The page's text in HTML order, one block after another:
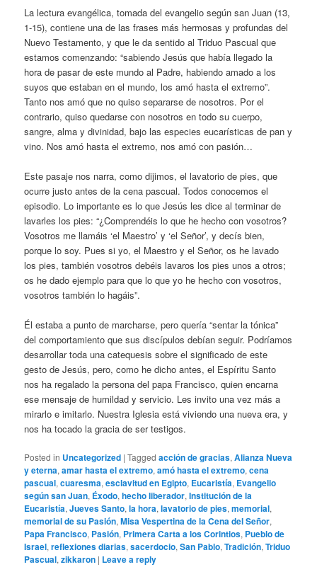
La lectura evangélica, tomada del evangelio según san Juan (13,
1-15), contiene una de las frases más hermosas y profundas del
Nuevo Testamento, y que le da sentido al Triduo Pascual que
estamos comenzando: “sabiendo Jesús que había llegado la
hora de pasar de este mundo al Padre, habiendo amado a los
suyos que estaban en el mundo, los amó hasta el extremo”.
Tanto nos amó que no quiso separarse de nosotros. Por el
contrario, quiso quedarse con nosotros en todo su cuerpo,
sangre, alma y divinidad, bajo las especies eucarísticas de pan y
vino. Nos amó hasta el extremo, nos amó con pasión…
Este pasaje nos narra, como dijimos, el lavatorio de pies, que
ocurre justo antes de la cena pascual. Todos conocemos el
episodio. Lo importante es lo que Jesús les dice al terminar de
lavarles los pies: “¿Comprendéis lo que he hecho con vosotros?
Vosotros me llamáis ‘el Maestro’ y ‘el Señor’, y decís bien,
porque lo soy. Pues si yo, el Maestro y el Señor, os he lavado
los pies, también vosotros debéis lavaros los pies unos a otros;
os he dado ejemplo para que lo que yo he hecho con vosotros,
vosotros también lo hagáis”.
Él estaba a punto de marcharse, pero quería “sentar la tónica”
del comportamiento que sus discípulos debían seguir. Podríamos
desarrollar toda una catequesis sobre el significado de este
gesto de Jesús, pero, como he dicho antes, el Espíritu Santo
nos ha regalado la persona del papa Francisco, quien encarna
ese mensaje de humildad y servicio. Les invito una vez más a
mirarlo e imitarlo. Nuestra Iglesia está viviendo una nueva era, y
nos ha tocado la gracia de ser testigos.
Posted in Uncategorized |Tagged acción de gracias,Alianza Nueva
y eterna,amar hasta el extremo,amó hasta el extremo,cena
pascual,cuaresma,esclavitud en Egipto, Eucaristía, Evangelio
según san Juan, Éxodo,hecho liberador,Institución de la
Eucaristía,Jueves Santo,la hora,lavatorio de pies,memorial,
memorial de su Pasión,Misa Vespertina de la Cena del Señor,
Papa Francisco, Pasión, Primera Carta a los Corintios, Pueblo de
Israel,reflexiones diarias,sacerdocio,San Pablo,Tradición,Triduo
Pascual,zikkaron | Leave a reply